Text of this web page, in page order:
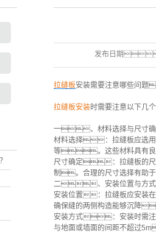
发布日期
拉缝板安装需要注意哪些问题
拉缝板安装时需要注意以下
一、材料选择与尺寸
材料选择：拉缝板应选
等。这些材料具有
尺寸确定：拉缝板的
制。合理的尺寸选择有助
二、安装位置与方式
安装位置：拉缝板应安装
确保缝的两侧构造能够沉降
安装方式：安装时需
与地面或墙面的间距不超过